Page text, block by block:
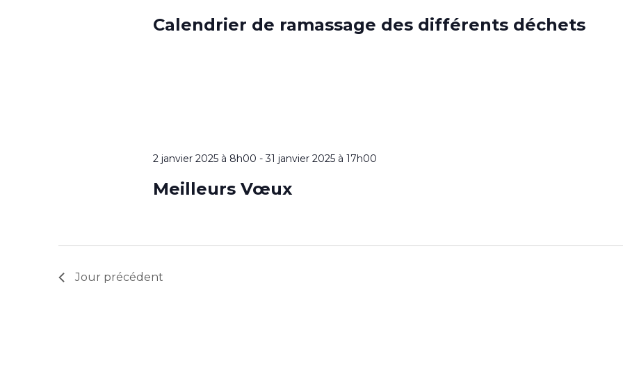
Calendrier de ramassage des différents déchets
2 janvier 2025 à 8h00 -31 janvier 2025 à 17h00
Meilleurs Vœux
Jour précédent